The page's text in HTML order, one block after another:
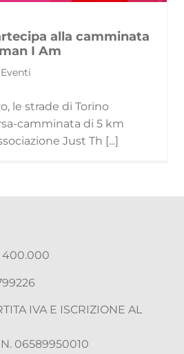
alla camminata
I Am
le strade di Torino
camminata di 5 km
Just Th [...]
400.000
IVA E ISCRIZIONE AL
06589950010